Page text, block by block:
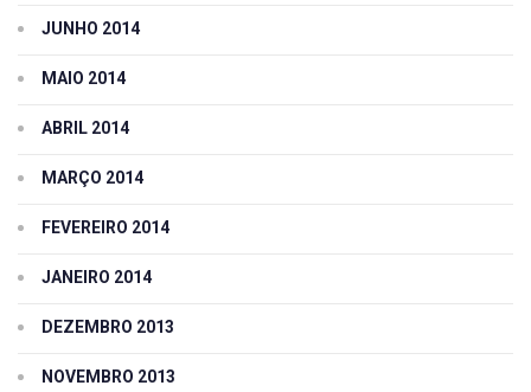
JUNHO 2014
MAIO 2014
ABRIL 2014
MARÇO 2014
FEVEREIRO 2014
JANEIRO 2014
DEZEMBRO 2013
NOVEMBRO 2013